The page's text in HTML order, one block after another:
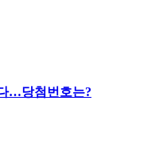
…당첨번호는?